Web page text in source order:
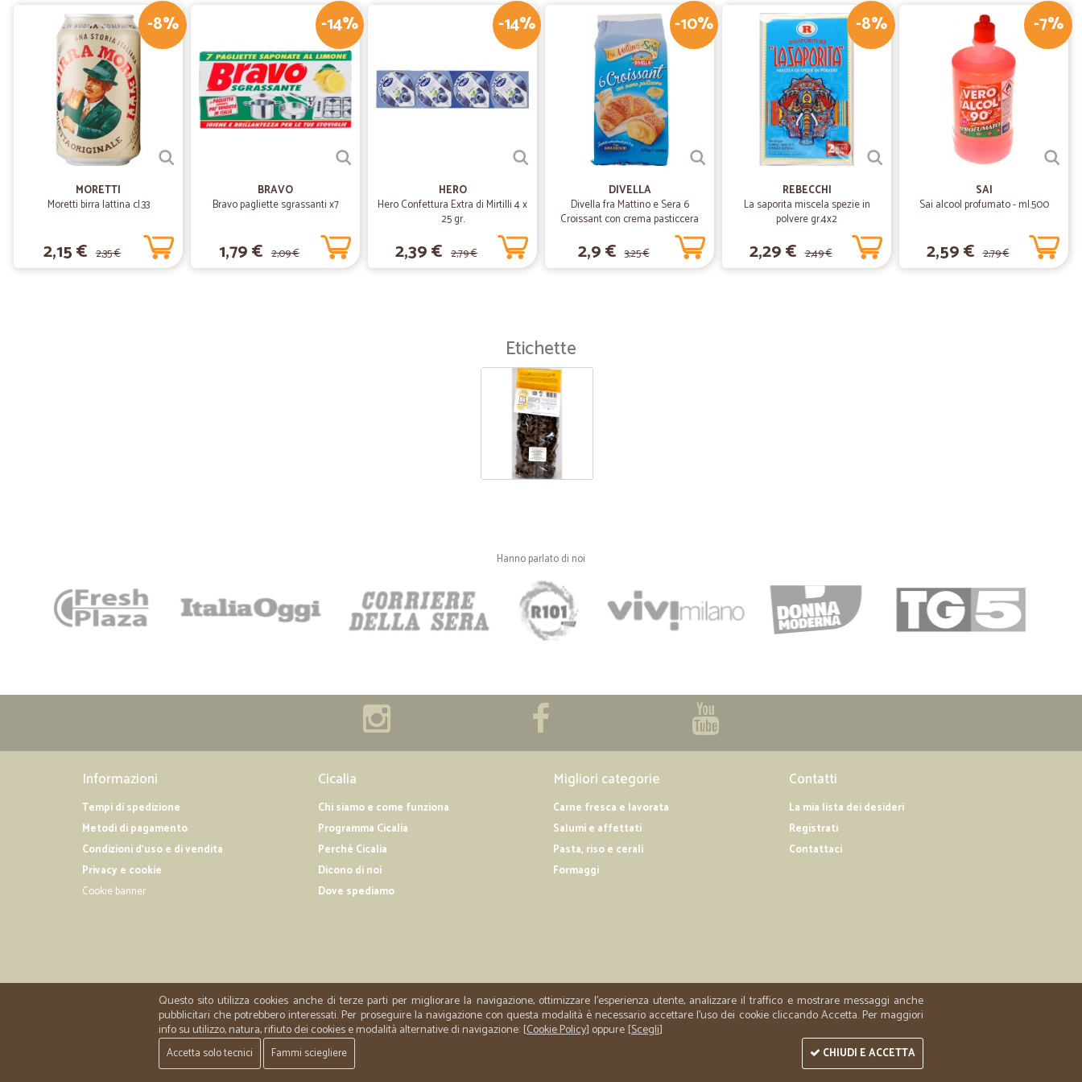
Ottimo,puntualissimi ,non c'è altro da dire...sicuramente rifaro' altri ordini
09/09/2019
—Marina G.
CONSEGNA PUNTUALE E PRECISA.
CONSEGNA PUNTUALE E PRECISA. IMBALLAGGIO IMPOSSIBILE DA DEFINIRE: PRODOTTI
MESSI ALLA RINFUSA, CARTONI SCOLLATI.
-8%
MORETTI
Moretti birra lattina cl.33
2,15 € 2,35 €
-14%
BRAVO
Bravo pagliette sgrassanti x7
1,79 € 2,09 €
-14%
HERO
Hero Confettura Extra di Mirtilli 4 x
25 gr.
2,39 € 2,79 €
-10%
DIVELLA
Divella fra Mattino e Sera 6
Croissant con crema pasticcera
2,9 € 3,25 €
-8%
REBECCHI
La saporita miscela spezie in
polvere gr.4x2
2,29 € 2,49 €
-7%
SAI
Sai alcool profumato - ml.500
2,59 € 2,79 €
Etichette
Hanno parlato di noi
Informazioni
Tempi di spedizione
Metodi di pagamento
Condizioni d'uso e di vendita
Privacy e cookie
Cookie banner
Cicalia
Chi siamo e come funziona
Programma Cicalia
Perché Cicalia
Dicono di noi
Dove spediamo
Migliori categorie
Carne fresca e lavorata
Salumi e affettati
Pasta, riso e cerali
Formaggi
Contatti
La mia lista dei desideri
Registrati
Contattaci
Questo sito utilizza cookies anche di terze parti per migliorare la navigazione, ottimizzare l'esperienza utente, analizzare il traffico e mostrare messaggi anche
pubblicitari che potrebbero interessati. Per proseguire la navigazione con questa modalità è necessario accettare l'uso dei cookie cliccando Accetta. Per maggiori
info su utilizzo, natura, rifiuto dei cookies e modalità alternative di navigazione: [Cookie Policy] oppure [Scegli]
Accetta solo tecnici Fammi sciegliere CHIUDI E ACCETTA